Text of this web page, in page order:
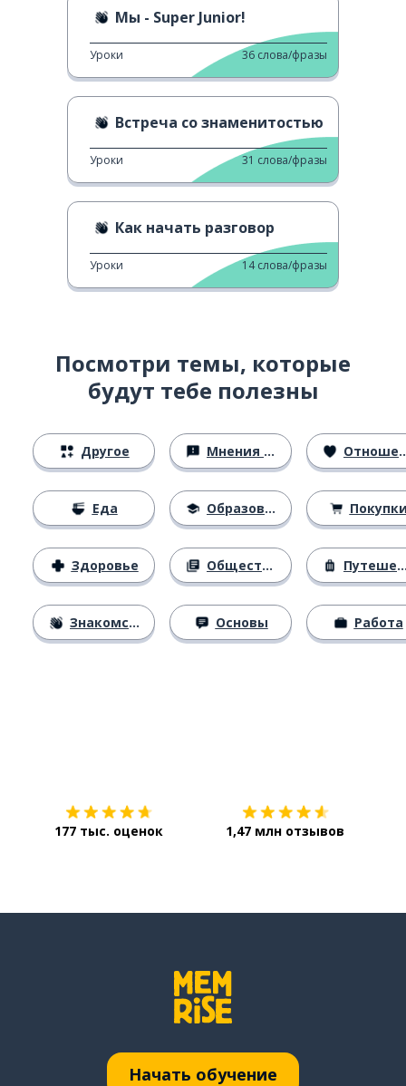
Мы - Super Junior!
Уроки 36 слова/фразы
Встреча со знаменитостью
Уроки 31 слова/фразы
Как начать разговор
Уроки 14 слова/фразы
Посмотри темы, которые
будут тебе полезны
Другое
Еда
Здоровье
Знакомство
Мнения и убеждения
Образование
Общество
Основы
Отношения
Путешествия
Работа
177 тыс. оценок 1,47 млн отзывов
Начать обучение